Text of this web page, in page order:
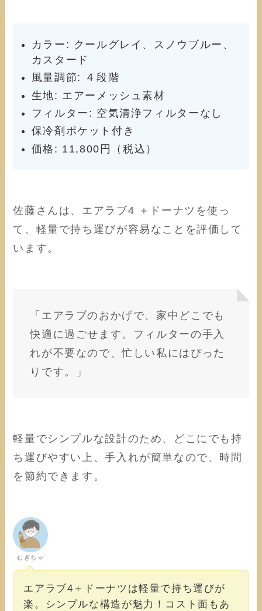
カラー: クールグレイ、スノウブルー、
カスタード
風量調節: ４段階
生地: エアーメッシュ素材
フィルター: 空気清浄フィルターなし
保冷剤ポケット付き
価格: 11,800円（税込）
佐藤さんは、エアラブ4 ＋ドーナツを使っ
て、軽量で持ち運びが容易なことを評価して
います。
「エアラブのおかげで、家中どこでも
快適に過ごせます。フィルターの手入
れが不要なので、忙しい私にはぴった
りです。」
軽量でシンプルな設計のため、どこにでも持
ち運びやすい上、手入れが簡単なので、時間
を節約できます。
むぎちゃ
エアラブ4＋ドーナツは軽量で持ち運びが
楽。シンプルな構造が魅力！コスト面もあ